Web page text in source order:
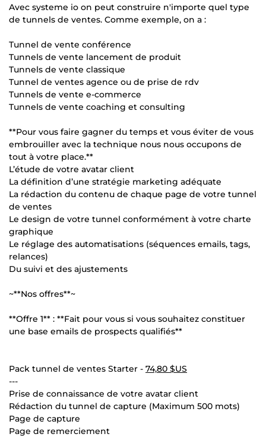
Avec systeme io on peut construire n'importe quel type
de tunnels de ventes. Comme exemple, on a :
Tunnel de vente conférence
Tunnels de vente lancement de produit
Tunnels de vente classique
Tunnel de ventes agence ou de prise de rdv
Tunnels de vente e-commerce
Tunnels de vente coaching et consulting
**Pour vous faire gagner du temps et vous éviter de vous
embrouiller avec la technique nous nous occupons de
tout à votre place.**
L’étude de votre avatar client
La définition d’une stratégie marketing adéquate
La rédaction du contenu de chaque page de votre tunnel
de ventes
Le design de votre tunnel conformément à votre charte
graphique
Le réglage des automatisations (séquences emails, tags,
relances)
Du suivi et des ajustements
~**Nos offres**~
**Offre 1** : **Fait pour vous si vous souhaitez constituer
une base emails de prospects qualifiés**
Pack tunnel de ventes Starter - 74,80 $US
---
Prise de connaissance de votre avatar client
Rédaction du tunnel de capture (Maximum 500 mots)
Page de capture
Page de remerciement